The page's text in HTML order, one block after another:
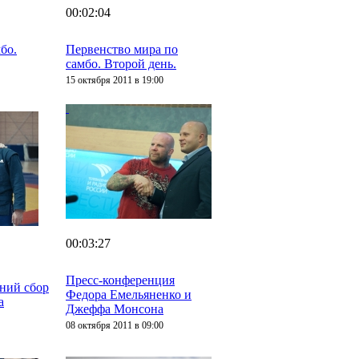
00:02:04
Первенство мира по
самбо. Второй день.
15 октября 2011 в 19:00
сбор
00:03:27
Пресс-конференция
Федора Емельяненко и
Джеффа Монсона
08 октября 2011 в 09:00